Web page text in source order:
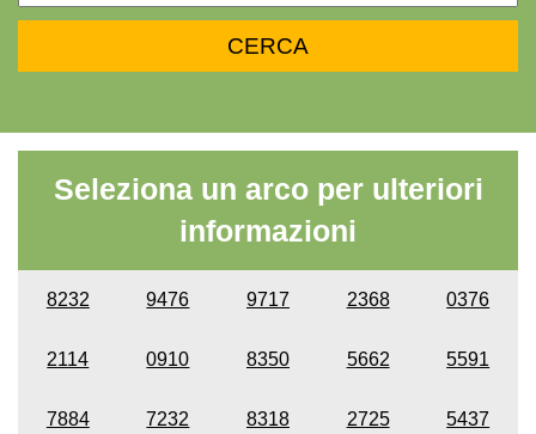
Seleziona un arco per ulteriori
informazioni
8232 9476 9717 2368 0376
2114 0910 8350 5662 5591
7884 7232 8318 2725 5437